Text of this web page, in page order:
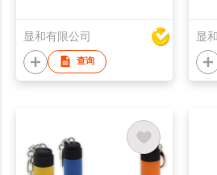
显和有限公司
查询
显